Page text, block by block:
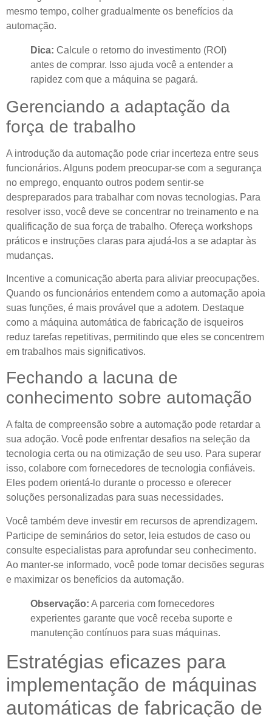
mesmo tempo, colher gradualmente os benefícios da
automação.
Dica: Calcule o retorno do investimento (ROI)
antes de comprar. Isso ajuda você a entender a
rapidez com que a máquina se pagará.
Gerenciando a adaptação da
força de trabalho
A introdução da automação pode criar incerteza entre seus
funcionários. Alguns podem preocupar-se com a segurança
no emprego, enquanto outros podem sentir-se
despreparados para trabalhar com novas tecnologias. Para
resolver isso, você deve se concentrar no treinamento e na
qualificação de sua força de trabalho. Ofereça workshops
práticos e instruções claras para ajudá-los a se adaptar às
mudanças.
Incentive a comunicação aberta para aliviar preocupações.
Quando os funcionários entendem como a automação apoia
suas funções, é mais provável que a adotem. Destaque
como a máquina automática de fabricação de isqueiros
reduz tarefas repetitivas, permitindo que eles se concentrem
em trabalhos mais significativos.
Fechando a lacuna de
conhecimento sobre automação
A falta de compreensão sobre a automação pode retardar a
sua adoção. Você pode enfrentar desafios na seleção da
tecnologia certa ou na otimização de seu uso. Para superar
isso, colabore com fornecedores de tecnologia confiáveis.
Eles podem orientá-lo durante o processo e oferecer
soluções personalizadas para suas necessidades.
Você também deve investir em recursos de aprendizagem.
Participe de seminários do setor, leia estudos de caso ou
consulte especialistas para aprofundar seu conhecimento.
Ao manter-se informado, você pode tomar decisões seguras
e maximizar os benefícios da automação.
Observação: A parceria com fornecedores
experientes garante que você receba suporte e
manutenção contínuos para suas máquinas.
Estratégias eficazes para
implementação de máquinas
automáticas de fabricação de